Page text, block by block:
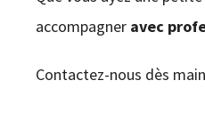
accompagner avec
Contactez-nous dès